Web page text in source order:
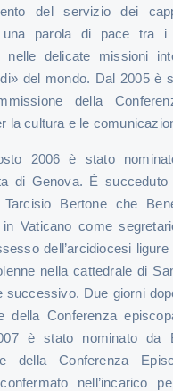
del servizio dei
una parola di pace tra i
nelle delicate missioni
del mondo. Dal 2005 è
della
la cultura e le
2006 è stato
di Genova. È succeduto
Tarcisio Bertone che
in Vaticano come
dell’arcidiocesi
nella cattedrale di
successivo. Due giorni
della Conferenza
è stato nominato da
della Conferenza
nell’incarico